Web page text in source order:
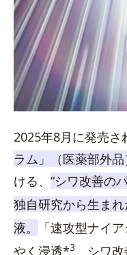
2025年8月に発売さ
ラム」（医薬部外
ける、 “シワ改善の
独自研究から生ま
液。
「速攻型ナイ
やく浸透*3、シワ